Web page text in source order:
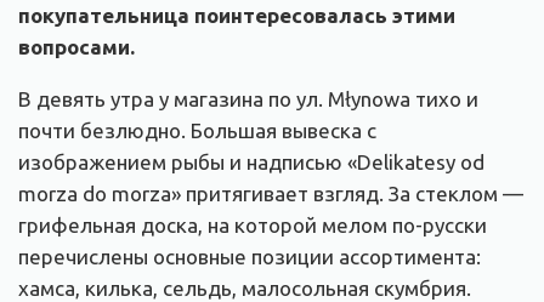
покупательница поинтересовалась этими
вопросами.
В девять утра у магазина по ул. Młynowa тихо и
почти безлюдно. Большая вывеска с
изображением рыбы и надписью «Delikatesy od
morza do morza» притягивает взгляд. За стеклом —
грифельная доска, на которой мелом по-русски
перечислены основные позиции ассортимента:
хамса, килька, сельдь, малосольная скумбрия.